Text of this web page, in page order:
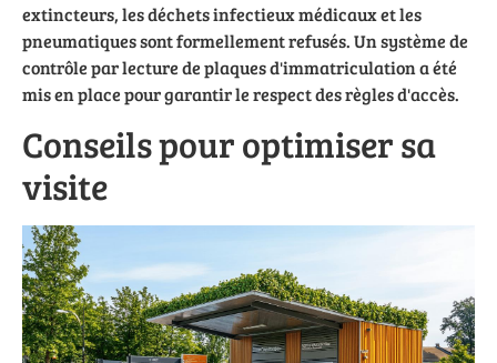
extincteurs, les déchets infectieux médicaux et les
pneumatiques sont formellement refusés. Un système de
contrôle par lecture de plaques d'immatriculation a été
mis en place pour garantir le respect des règles d'accès.
Conseils pour optimiser sa
visite